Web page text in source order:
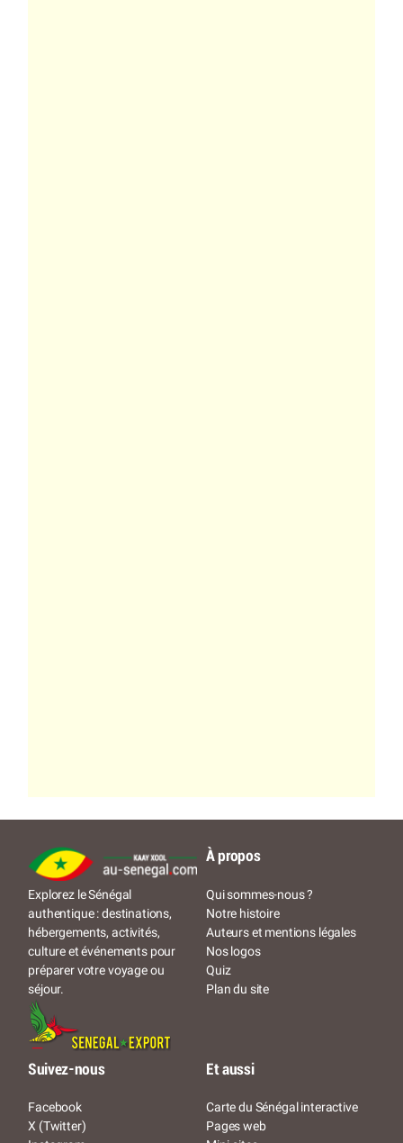
Explorez le Sénégal
authentique : destinations,
hébergements, activités,
culture et événements pour
préparer votre voyage ou
séjour.
À propos
Qui sommes-nous ?
Notre histoire
Auteurs et mentions légales
Nos logos
Quiz
Plan du site
Suivez-nous
Facebook
X (Twitter)
Et aussi
Carte du Sénégal interactive
Pages web